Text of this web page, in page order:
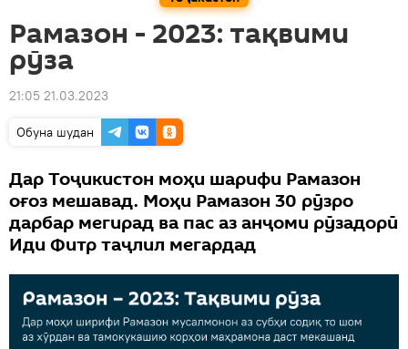
Рамазон - 2023: тақвими
рӯза
21:05 21.03.2023
Обуна шудан
Дар Тоҷикистон моҳи шарифи Рамазон
оғоз мешавад. Моҳи Рамазон 30 рӯзро
дарбар мегирад ва пас аз анҷоми рӯзадорӣ
Иди Фитр таҷлил мегардад